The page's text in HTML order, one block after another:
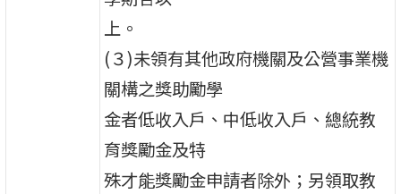
上。
(３)未領有其他政府機關及公營事業機
關構之獎助勵學
金者低收入戶、中低收入戶、總統教
育獎勵金及特
殊才能獎勵金申請者除外；另領取教